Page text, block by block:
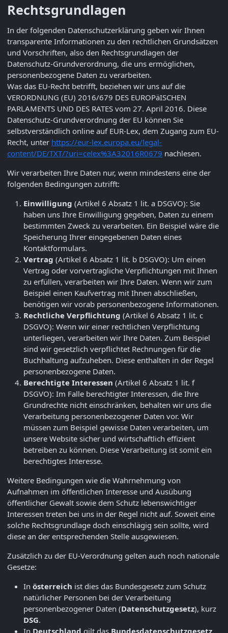
Rechtsgrundlagen
In der folgenden Datenschutzerklärung geben wir Ihnen
transparente Informationen zu den rechtlichen Grundsätzen
und Vorschriften, also den Rechtsgrundlagen der
Datenschutz-Grundverordnung, die uns ermöglichen,
personenbezogene Daten zu verarbeiten.
Was das EU-Recht betrifft, beziehen wir uns auf die
VERORDNUNG (EU) 2016/679 DES EUROPäISCHEN
PARLAMENTS UND DES RATES vom 27. April 2016. Diese
Datenschutz-Grundverordnung der EU können Sie
selbstverständlich online auf EUR-Lex, dem Zugang zum EU-
Recht, unter https://eur-lex.europa.eu/legal-
content/DE/TXT/?uri=celex%3A32016R0679 nachlesen.
Wir verarbeiten Ihre Daten nur, wenn mindestens eine der
folgenden Bedingungen zutrifft:
Einwilligung (Artikel 6 Absatz 1 lit. a DSGVO): Sie
haben uns Ihre Einwilligung gegeben, Daten zu einem
bestimmten Zweck zu verarbeiten. Ein Beispiel wäre die
Speicherung Ihrer eingegebenen Daten eines
Kontaktformulars.
Vertrag (Artikel 6 Absatz 1 lit. b DSGVO): Um einen
Vertrag oder vorvertragliche Verpflichtungen mit Ihnen
zu erfüllen, verarbeiten wir Ihre Daten. Wenn wir zum
Beispiel einen Kaufvertrag mit Ihnen abschließen,
benötigen wir vorab personenbezogene Informationen.
Rechtliche Verpflichtung (Artikel 6 Absatz 1 lit. c
DSGVO): Wenn wir einer rechtlichen Verpflichtung
unterliegen, verarbeiten wir Ihre Daten. Zum Beispiel
sind wir gesetzlich verpflichtet Rechnungen für die
Buchhaltung aufzuheben. Diese enthalten in der Regel
personenbezogene Daten.
Berechtigte Interessen (Artikel 6 Absatz 1 lit. f
DSGVO): Im Falle berechtigter Interessen, die Ihre
Grundrechte nicht einschränken, behalten wir uns die
Verarbeitung personenbezogener Daten vor. Wir
müssen zum Beispiel gewisse Daten verarbeiten, um
unsere Website sicher und wirtschaftlich effizient
betreiben zu können. Diese Verarbeitung ist somit ein
berechtigtes Interesse.
Weitere Bedingungen wie die Wahrnehmung von
Aufnahmen im öffentlichen Interesse und Ausübung
öffentlicher Gewalt sowie dem Schutz lebenswichtiger
Interessen treten bei uns in der Regel nicht auf. Soweit eine
solche Rechtsgrundlage doch einschlägig sein sollte, wird
diese an der entsprechenden Stelle ausgewiesen.
Zusätzlich zu der EU-Verordnung gelten auch noch nationale
Gesetze:
In österreich ist dies das Bundesgesetz zum Schutz
natürlicher Personen bei der Verarbeitung
personenbezogener Daten (Datenschutzgesetz), kurz
DSG.
In Deutschland gilt das Bundesdatenschutzgesetz,